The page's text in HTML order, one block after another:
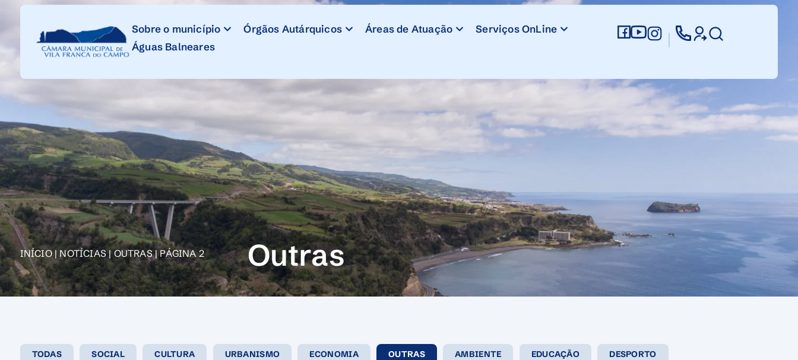
Skip
Content
Sobre o município Órgãos Autárquicos Áreas de Atuação
Serviços OnLine
Águas Balneares
INÍCIO|NOTÍCIAS|OUTRAS|PÁGINA 2 Outras
TODAS SOCIAL CULTURA URBANISMO ECONOMIA OUTRAS AMBIENTE EDUCAÇÃO
DESPORTO